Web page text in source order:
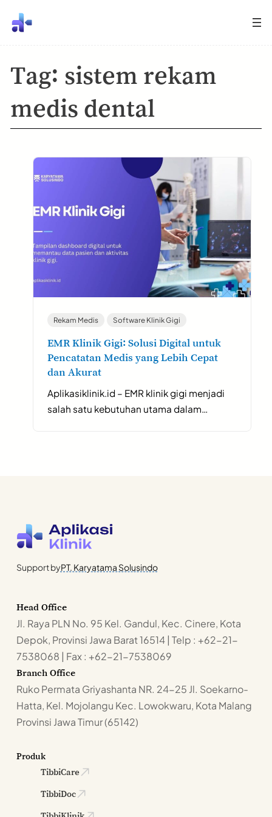
Tag: sistem rekam
medis dental
Rekam Medis Software Klinik Gigi
EMR Klinik Gigi: Solusi Digital untuk
Pencatatan Medis yang Lebih Cepat
dan Akurat
Aplikasiklinik.id – EMR klinik gigi menjadi
salah satu kebutuhan utama dalam…
Support byPT. Karyatama Solusindo
Head Office
Jl. Raya PLN No. 95 Kel. Gandul, Kec. Cinere, Kota
Depok, Provinsi Jawa Barat 16514 | Telp : +62-21-
7538068 | Fax : +62-21-7538069
Branch Office
Ruko Permata Griyashanta NR. 24-25 Jl. Soekarno-
Hatta, Kel. Mojolangu Kec. Lowokwaru, Kota Malang
Provinsi Jawa Timur (65142)
Produk
TibbiCare
TibbiDoc